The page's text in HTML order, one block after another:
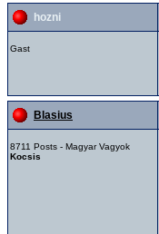
hozni
Gast
Blasius
8711 Posts - Magyar Vagyok
Kocsis